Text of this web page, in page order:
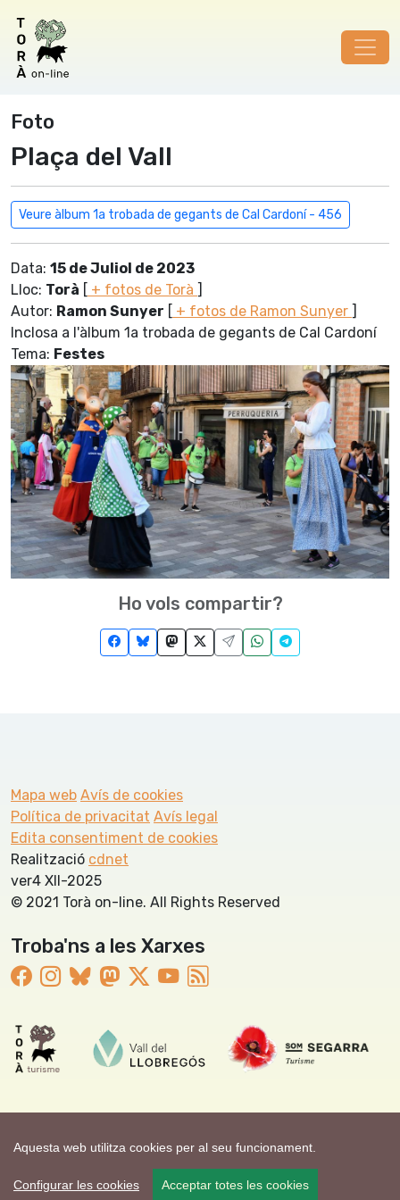
Aquesta web utilitza cookies per al seu funcionament.
Configurar les cookies Acceptar totes les cookies
Foto
Plaça del Vall
Veure àlbum 1a trobada de gegants de Cal Cardoní - 456
Data: 15 de Juliol de 2023
Lloc: Torà [ + fotos de Torà ]
Autor: Ramon Sunyer [ + fotos de Ramon Sunyer ]
Inclosa a l'àlbum 1a trobada de gegants de Cal Cardoní
Tema: Festes
Ho vols compartir?
Mapa web Avís de cookies
Política de privacitat Avís legal
Edita consentiment de cookies
Realització cdnet
ver4 XII-2025
© 2021 Torà on-line. All Rights Reserved
Troba'ns a les Xarxes